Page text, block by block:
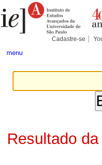
para
conteúdo.
Pessoais
Cadastre-se
menu
Resultado